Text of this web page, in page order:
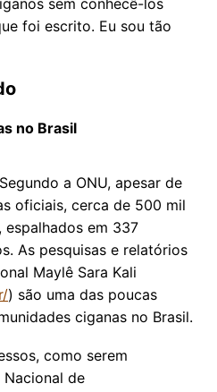
foi escrito. Eu sou tão
no Brasil
a ONU, apesar de
oficiais, cerca de 500 mil
espalhados em 337
As pesquisas e relatórios
Maylê Sara Kali
) são uma das poucas
ciganas no Brasil.
como serem
de